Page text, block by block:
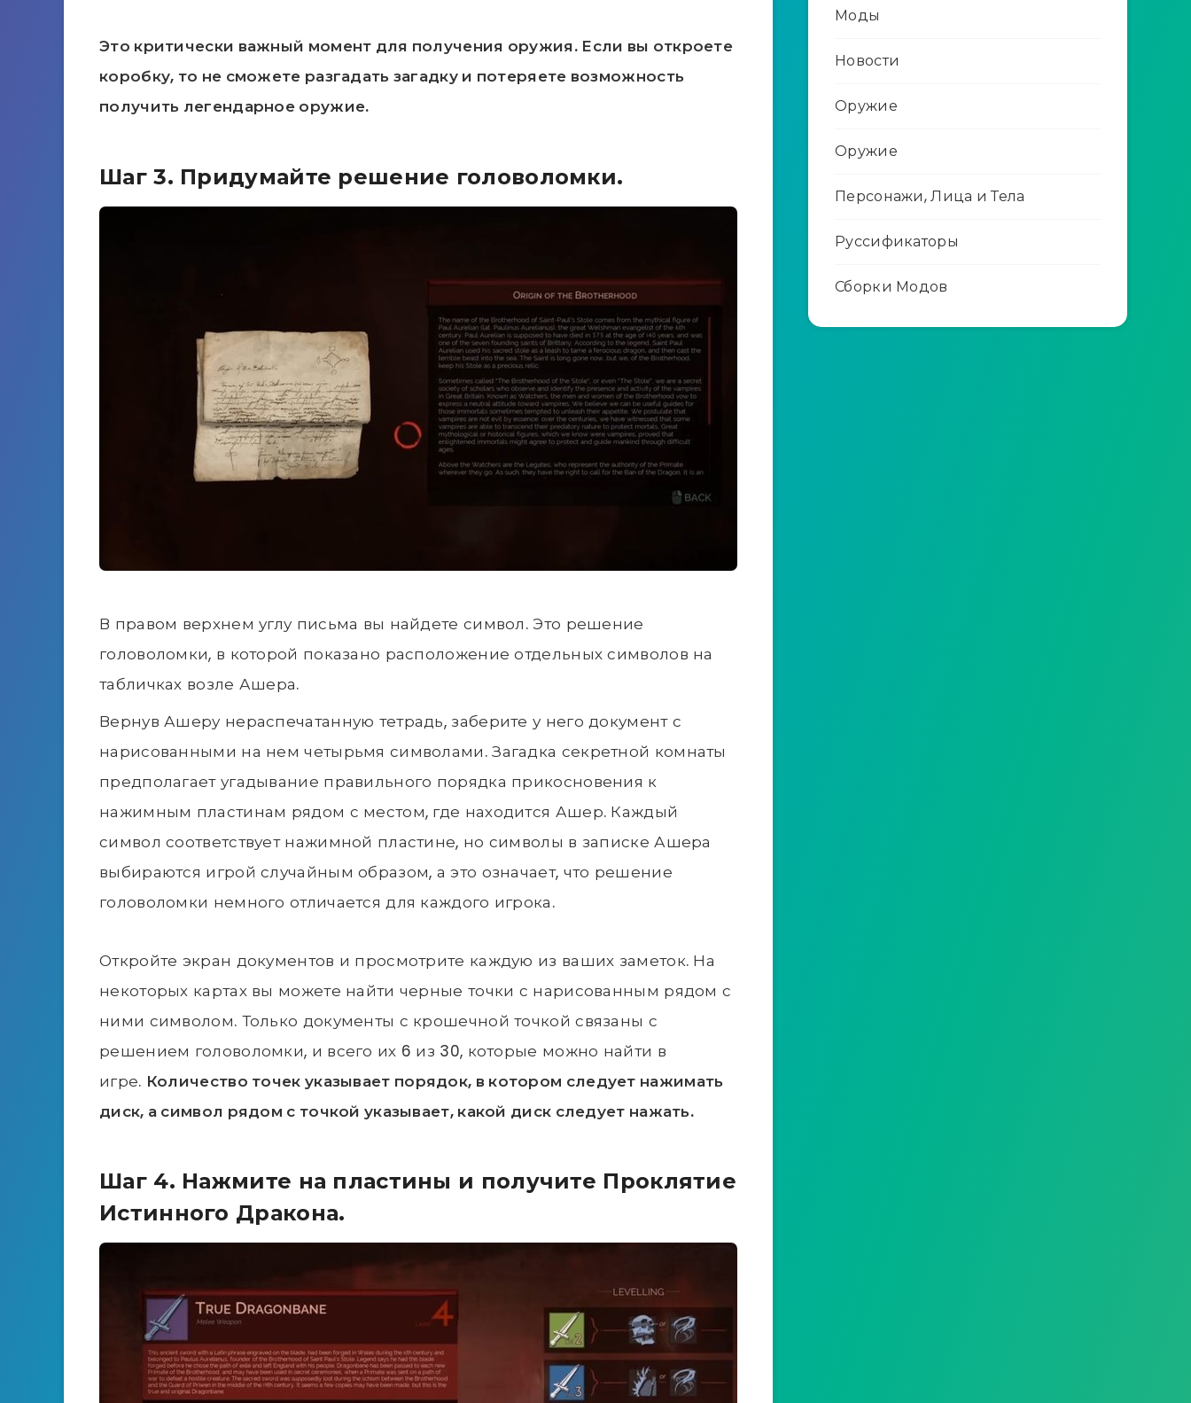
Это критически важный момент для получения оружия. Если вы откроете
коробку, то не сможете разгадать загадку и потеряете возможность
получить легендарное оружие.
Шаг 3. Придумайте решение головоломки.
В правом верхнем углу письма вы найдете символ. Это решение
головоломки, в которой показано расположение отдельных символов на
табличках возле Ашера.
Вернув Ашеру нераспечатанную тетрадь, заберите у него документ с
нарисованными на нем четырьмя символами. Загадка секретной комнаты
предполагает угадывание правильного порядка прикосновения к
нажимным пластинам рядом с местом, где находится Ашер. Каждый
символ соответствует нажимной пластине, но символы в записке Ашера
выбираются игрой случайным образом, а это означает, что решение
головоломки немного отличается для каждого игрока.
Откройте экран документов и просмотрите каждую из ваших заметок. На
некоторых картах вы можете найти черные точки с нарисованным рядом с
ними символом. Только документы с крошечной точкой связаны с
решением головоломки, и всего их 6 из 30, которые можно найти в
игре. Количество точек указывает порядок, в котором следует нажимать
диск, а символ рядом с точкой указывает, какой диск следует нажать.
Шаг 4. Нажмите на пластины и получите Проклятие
Истинного Дракона.
Моды
Новости
Оружие
Оружие
Персонажи, Лица и Тела
Руссификаторы
Сборки Модов